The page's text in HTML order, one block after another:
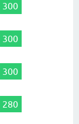
300
300
300
280